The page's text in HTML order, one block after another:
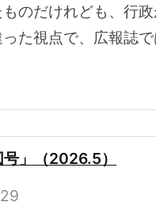
のだけれども、行
た視点で、広報誌
」（2026.5）